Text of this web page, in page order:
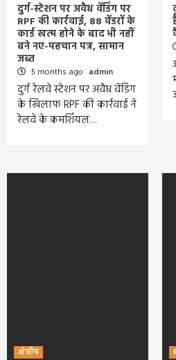
दुर्ग-स्टेशन पर अवैध वेंडिंग पर
RPF की कार्रवाई, 88 वेंडरों के
कार्ड खत्म होने के बाद भी नहीं
बने नए-पहचान पत्र, सामान
जब्त
5 months ago admin
दुर्ग रेलवे स्टेशन पर अवैध वेंडिंग
के खिलाफ RPF की कार्रवाई ने
रेलवे के कमर्शियल…
क्षेत्रीय